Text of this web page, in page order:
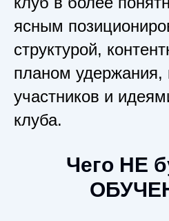
ясным
структурой,
планом удержания,
участников и
клуба.
Чего НЕ